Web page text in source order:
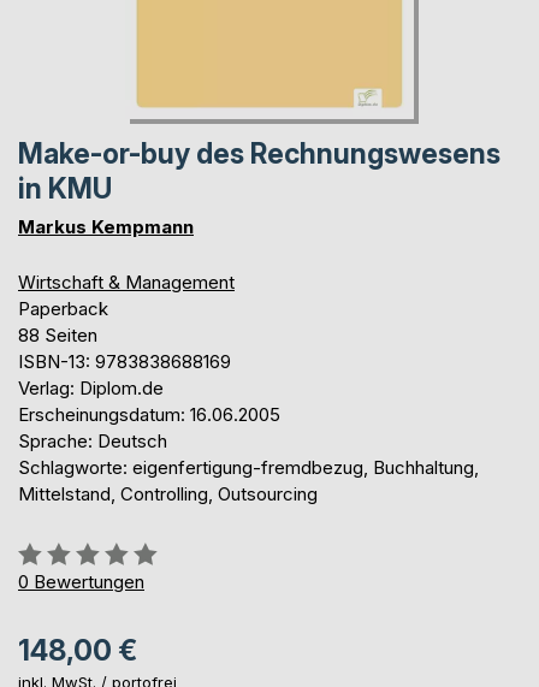
Make-or-buy des Rechnungswesens
in KMU
Markus Kempmann
Wirtschaft & Management
Paperback
88 Seiten
ISBN-13: 9783838688169
Verlag: Diplom.de
Erscheinungsdatum: 16.06.2005
Sprache: Deutsch
Schlagworte: eigenfertigung-fremdbezug, Buchhaltung,
Mittelstand, Controlling, Outsourcing
Bewertung::
0%
0 Bewertungen
148,00 €
inkl. MwSt. / portofrei